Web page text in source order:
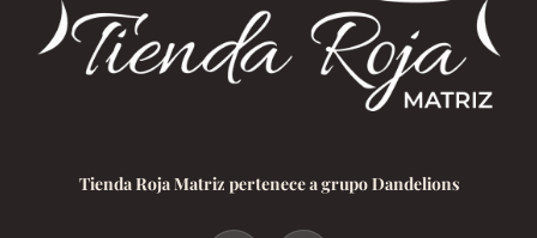
Tienda Roja Matriz pertenece a grupo Dandelions